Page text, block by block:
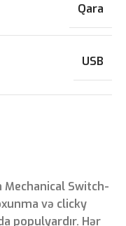
Mechanical Switch-
və clicky
populyardır. Hər
Qara
USB